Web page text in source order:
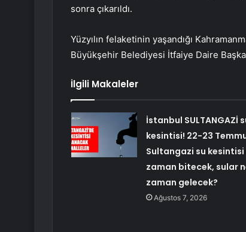
sonra çıkarıldı.
Yüzyılın felaketinin yaşandığı
Büyükşehir Belediyesi İtfaiye Daire
İlgili Makaleler
İstanbul SULTANGAZİ
kesintisi! 22-23
Sultangazi su kesintisi
zaman bitecek, sular
zaman gelecek?
Ağustos 7, 2026